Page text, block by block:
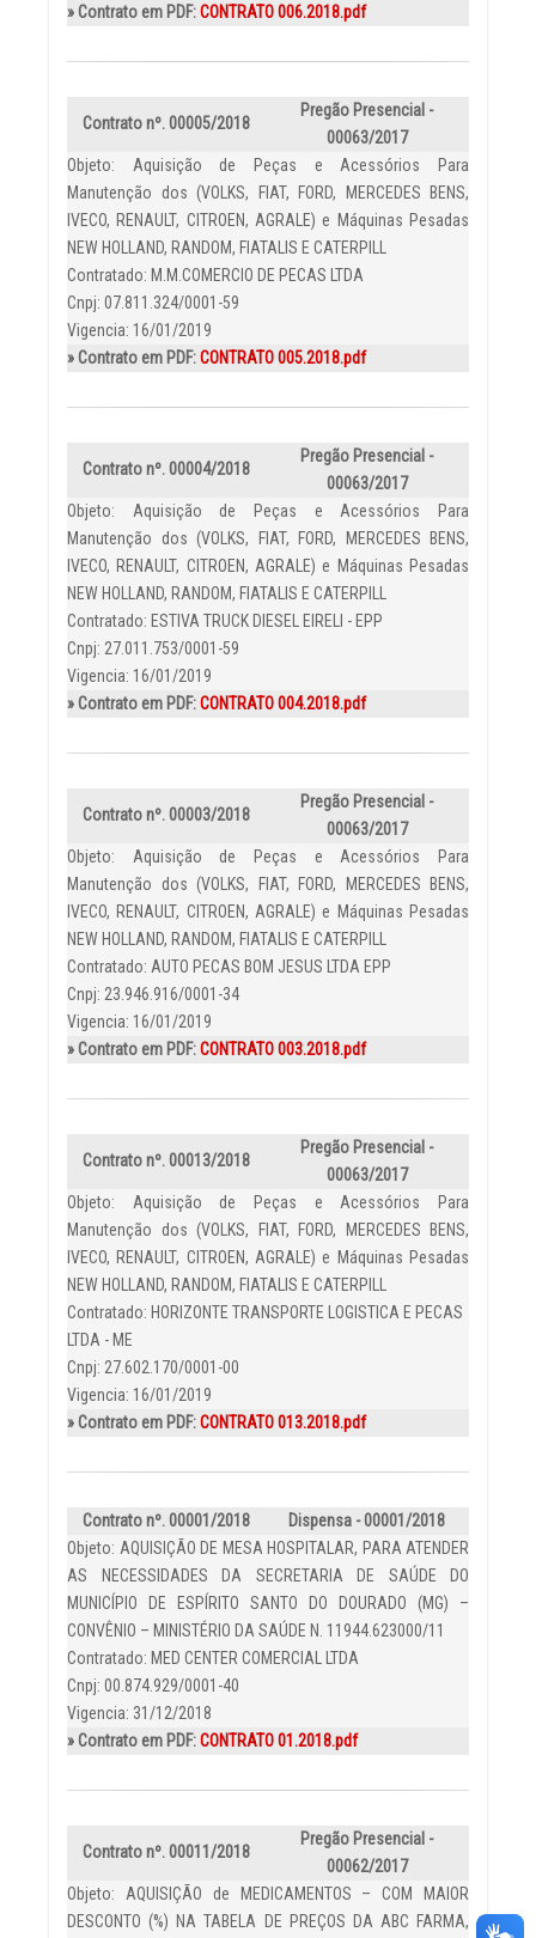
» Contrato em PDF:CONTRATO 006.2018.pdf
Contrato nº. 00005/2018
Pregão Presencial -
00063/2017
Objeto: Aquisição de Peças e Acessórios Para
Manutenção dos (VOLKS, FIAT, FORD, MERCEDES BENS,
IVECO, RENAULT, CITROEN, AGRALE) e Máquinas Pesadas
NEW HOLLAND, RANDOM, FIATALIS E CATERPILL
Contratado: M.M.COMERCIO DE PECAS LTDA
Cnpj: 07.811.324/0001-59
Vigencia: 16/01/2019
» Contrato em PDF:CONTRATO 005.2018.pdf
Contrato nº. 00004/2018
Pregão Presencial -
00063/2017
Objeto: Aquisição de Peças e Acessórios Para
Manutenção dos (VOLKS, FIAT, FORD, MERCEDES BENS,
IVECO, RENAULT, CITROEN, AGRALE) e Máquinas Pesadas
NEW HOLLAND, RANDOM, FIATALIS E CATERPILL
Contratado: ESTIVA TRUCK DIESEL EIRELI - EPP
Cnpj: 27.011.753/0001-59
Vigencia: 16/01/2019
» Contrato em PDF:CONTRATO 004.2018.pdf
Contrato nº. 00003/2018
Pregão Presencial -
00063/2017
Objeto: Aquisição de Peças e Acessórios Para
Manutenção dos (VOLKS, FIAT, FORD, MERCEDES BENS,
IVECO, RENAULT, CITROEN, AGRALE) e Máquinas Pesadas
NEW HOLLAND, RANDOM, FIATALIS E CATERPILL
Contratado: AUTO PECAS BOM JESUS LTDA EPP
Cnpj: 23.946.916/0001-34
Vigencia: 16/01/2019
» Contrato em PDF:CONTRATO 003.2018.pdf
Contrato nº. 00013/2018
Pregão Presencial -
00063/2017
Objeto: Aquisição de Peças e Acessórios Para
Manutenção dos (VOLKS, FIAT, FORD, MERCEDES BENS,
IVECO, RENAULT, CITROEN, AGRALE) e Máquinas Pesadas
NEW HOLLAND, RANDOM, FIATALIS E CATERPILL
Contratado: HORIZONTE TRANSPORTE LOGISTICA E PECAS
LTDA - ME
Cnpj: 27.602.170/0001-00
Vigencia: 16/01/2019
» Contrato em PDF:CONTRATO 013.2018.pdf
Contrato nº. 00001/2018
Dispensa - 00001/2018
Objeto: AQUISIÇÃO DE MESA HOSPITALAR, PARA ATENDER
AS NECESSIDADES DA SECRETARIA DE SAÚDE DO
MUNICÍPIO DE ESPÍRITO SANTO DO DOURADO (MG) –
CONVÊNIO – MINISTÉRIO DA SAÚDE N. 11944.623000/11
Contratado: MED CENTER COMERCIAL LTDA
Cnpj: 00.874.929/0001-40
Vigencia: 31/12/2018
» Contrato em PDF:CONTRATO 01.2018.pdf
Contrato nº. 00011/2018
Pregão Presencial -
00062/2017
Objeto: AQUISIÇÃO de MEDICAMENTOS – COM MAIOR
DESCONTO (%) NA TABELA DE PREÇOS DA ABC FARMA,